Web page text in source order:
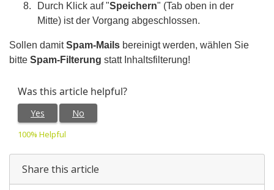
Durch Klick auf "Speichern" (Tab oben in der
Mitte) ist der Vorgang abgeschlossen.
Sollen damitSpam-Mails bereinigt werden, wählen Sie
bitte Spam-Filterung statt Inhaltsfilterung!
Was this article helpful?
Yes
No
100% Helpful
Share this article